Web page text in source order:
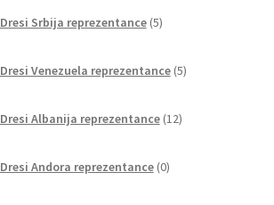
Dresi Srbija reprezentance 5izdelkov
Dresi Venezuela reprezentance 5izdelkov
Dresi Albanija reprezentance 12izdelkov
Dresi Andora reprezentance 0izdelkov